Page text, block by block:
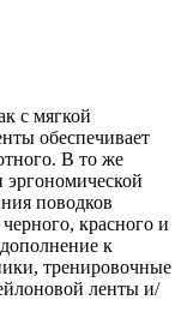
с мягкой
обеспечивает
В то же
поводков
красного и
к
тренировочные
ленты и/